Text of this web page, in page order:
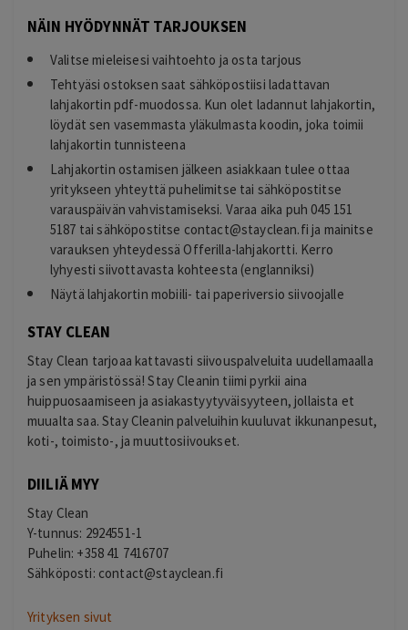
NÄIN HYÖDYNNÄT TARJOUKSEN
Valitse mieleisesi vaihtoehto ja osta tarjous
Tehtyäsi ostoksen saat sähköpostiisi ladattavan
lahjakortin pdf-muodossa. Kun olet ladannut lahjakortin,
löydät sen vasemmasta yläkulmasta koodin, joka toimii
lahjakortin tunnisteena
Lahjakortin ostamisen jälkeen asiakkaan tulee ottaa
yritykseen yhteyttä puhelimitse tai sähköpostitse
varauspäivän vahvistamiseksi. Varaa aika puh 045 151
5187 tai sähköpostitse contact@stayclean.fi ja mainitse
varauksen yhteydessä Offerilla-lahjakortti. Kerro
lyhyesti siivottavasta kohteesta (englanniksi)
Näytä lahjakortin mobiili- tai paperiversio siivoojalle
STAY CLEAN
Stay Clean tarjoaa kattavasti siivouspalveluita uudellamaalla
ja sen ympäristössä! Stay Cleanin tiimi pyrkii aina
huippuosaamiseen ja asiakastyytyväisyyteen, jollaista et
muualta saa. Stay Cleanin palveluihin kuuluvat ikkunanpesut,
koti-, toimisto-, ja muuttosiivoukset.
DIILIÄ MYY
Stay Clean
Y-tunnus: 2924551-1
Puhelin: +358 41 7416707
Sähköposti: contact@stayclean.fi
Yrityksen sivut